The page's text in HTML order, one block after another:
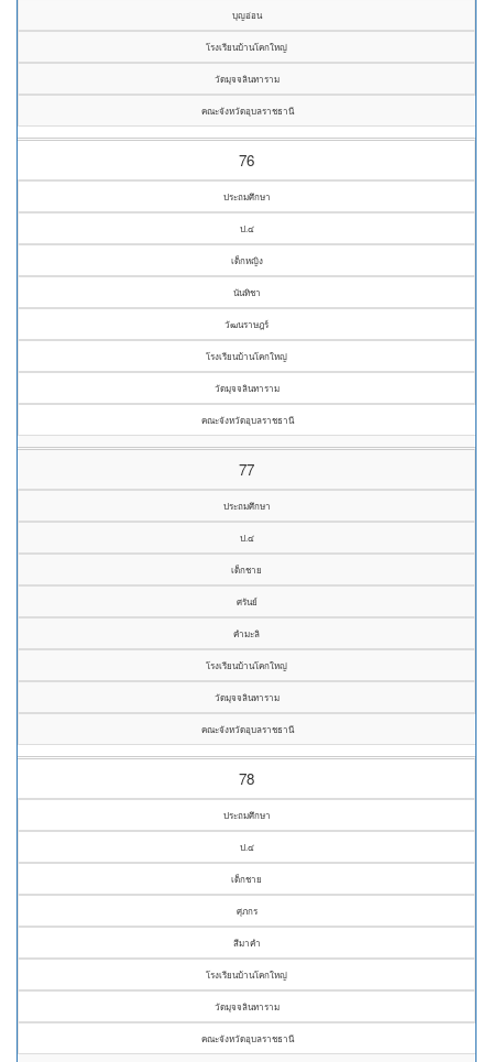
บุญอ่อน
โรงเรียนบ้านโคกใหญ่
วัดมุจจลินทาราม
คณะจังหวัดอุบลราชธานี
76
ประถมศึกษา
ป.๔
เด็กหญิง
นันทิชา
วัฒนราษฎร์
โรงเรียนบ้านโคกใหญ่
วัดมุจจลินทาราม
คณะจังหวัดอุบลราชธานี
77
ประถมศึกษา
ป.๔
เด็กชาย
ศรันย์
คำมะลิ
โรงเรียนบ้านโคกใหญ่
วัดมุจจลินทาราม
คณะจังหวัดอุบลราชธานี
78
ประถมศึกษา
ป.๔
เด็กชาย
ศุภกร
สีมาคำ
โรงเรียนบ้านโคกใหญ่
วัดมุจจลินทาราม
คณะจังหวัดอุบลราชธานี